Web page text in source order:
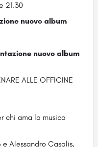
21.30
nuovo album
nuovo album
ALLE OFFICINE
chi ama la musica
Alessandro Casalis,